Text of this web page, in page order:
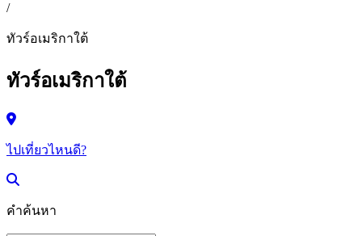
/
ทัวร์อเมริกาใต้
ทัวร์อเมริกาใต้
ไปเที่ยวไหนดี?
คำค้นหา